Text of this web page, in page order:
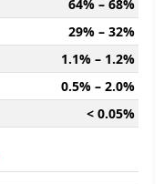
64% – 68%
29% – 32%
1.1% – 1.2%
0.5% – 2.0%
< 0.05%